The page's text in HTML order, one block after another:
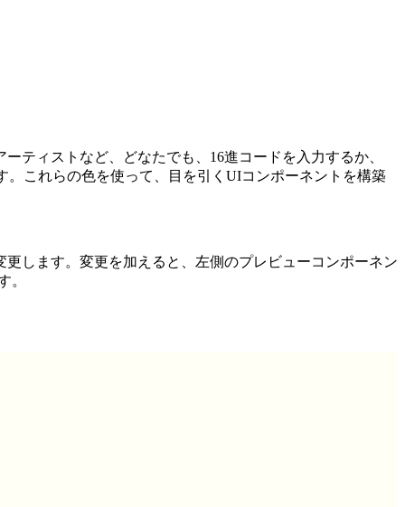
ティストなど、どなたでも、16進コードを入力するか、
これらの色を使って、目を引くUIコンポーネントを構築
します。変更を加えると、左側のプレビューコンポーネン
。